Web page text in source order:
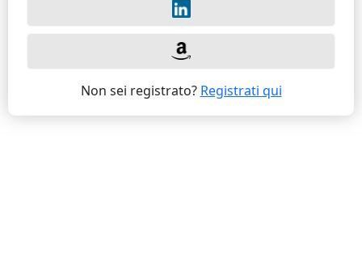
Non sei registrato? Registrati qui